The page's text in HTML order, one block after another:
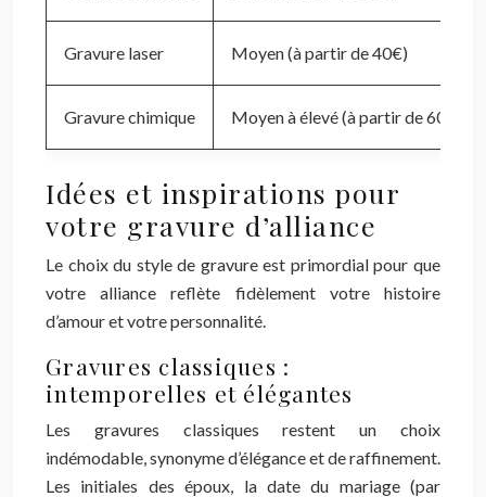
Gravure laser Moyen (à partir de 40€)
Gravure chimique Moyen à élevé (à partir de 60€)
Idées et inspirations pour
votre gravure d’alliance
Le choix du style de gravure est primordial pour que
votre alliance reflète fidèlement votre histoire
d’amour et votre personnalité.
Gravures classiques :
intemporelles et élégantes
Les gravures classiques restent un choix
indémodable, synonyme d’élégance et de raffinement.
Les initiales des époux, la date du mariage (par